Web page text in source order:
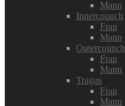
Mann
Innercounch
Frau
Mann
Outercounch
Frau
Mann
Tragus
Frau
Mann